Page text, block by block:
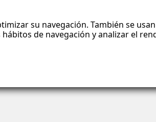
su navegación. También se
de navegación y analizar el